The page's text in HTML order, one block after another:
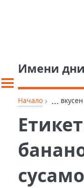
Имени дни
Начало › ...